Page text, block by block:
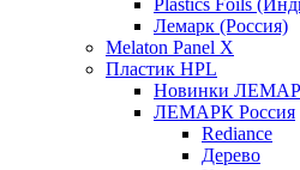
Plastics Foils
Лемарк (Россия)
Melaton Panel X
Пластик HPL
Новинки
ЛЕМАРК Россия
Rediance
Дерево